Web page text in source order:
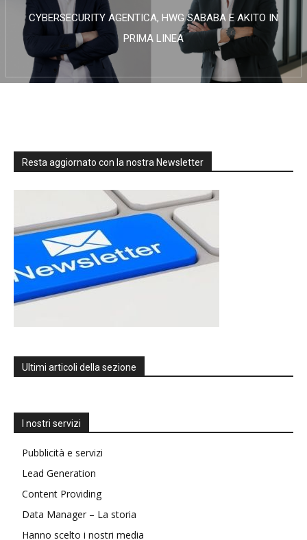
CYBERSECURITY AGENTICA, HWG SABABA E AKITO IN
PRIMA LINEA
Resta aggiornato con la nostra Newsletter
Ultimi articoli della sezione
I nostri servizi
Pubblicità e servizi
Lead Generation
Content Providing
Data Manager – La storia
Hanno scelto i nostri media